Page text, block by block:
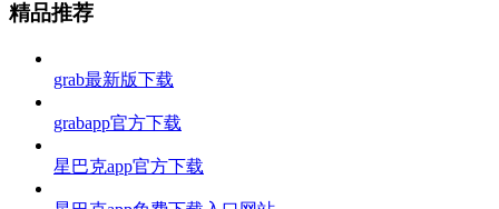
精品推荐
grab最新版下载
grabapp官方下载
星巴克app官方下载